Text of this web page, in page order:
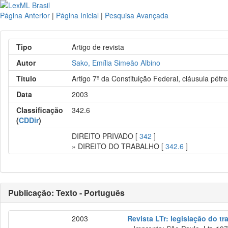
Página Anterior | Página Inicial | Pesquisa Avançada
Tipo
Artigo de revista
Autor
Sako, Emília Simeão Albino
Título
Artigo 7º da Constituição Federal, cláusula
Data
2003
Classificação
(CDDir)
342.6
DIREITO PRIVADO [342 ]
» DIREITO DO TRABALHO [342.6 ]
Publicação: Texto - Português
2003
Revista LTr: legislação do